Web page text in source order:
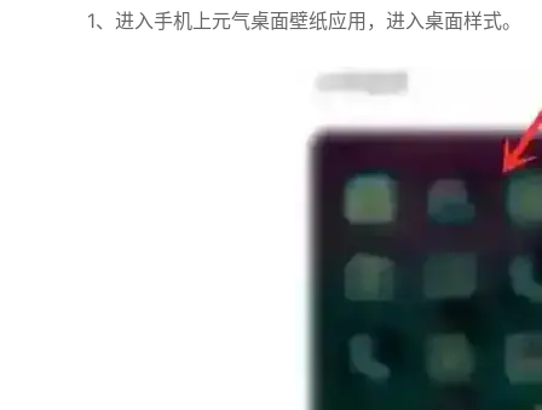
1、进入手机上元气桌面壁纸应用，进入桌面样式。